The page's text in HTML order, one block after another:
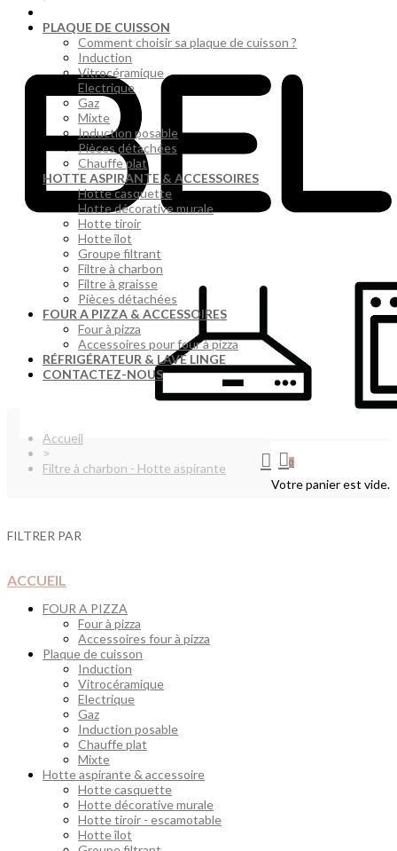
0
Votre panier est vide.
PLAQUE DE CUISSON
Comment choisir sa plaque de cuisson ?
Induction
Vitrocéramique
Electrique
Gaz
Mixte
Induction posable
Pièces détachées
Chauffe plat
HOTTE ASPIRANTE & ACCESSOIRES
Hotte casquette
Hotte décorative murale
Hotte tiroir
Hotte îlot
Groupe filtrant
Filtre à charbon
Filtre à graisse
Pièces détachées
FOUR A PIZZA & ACCESSOIRES
Four à pizza
Accessoires pour four à pizza
RÉFRIGÉRATEUR & LAVE LINGE
CONTACTEZ-NOUS
Accueil
>
Filtre à charbon - Hotte aspirante
FILTRER PAR
ACCUEIL
FOUR A PIZZA
Four à pizza
Accessoires four à pizza
Plaque de cuisson
Induction
Vitrocéramique
Electrique
Gaz
Induction posable
Chauffe plat
Mixte
Hotte aspirante & accessoire
Hotte casquette
Hotte décorative murale
Hotte tiroir - escamotable
Hotte îlot